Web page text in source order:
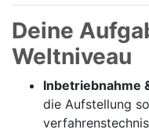
Deine
Weltniveau
Inbetriebnahme
die Aufstellung